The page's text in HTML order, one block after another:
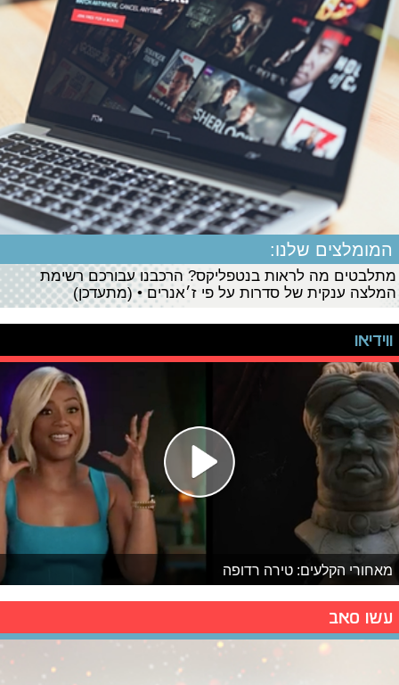
המומלצים שלנו:
מתלבטים מה לראות בנטפליקס? הרכבנו עבורכם רשימת
המלצה ענקית של סדרות על פי ז׳אנרים • (מתעדכן)
ווידיאו
מאחורי הקלעים: טירה רדופה
עשו סאב